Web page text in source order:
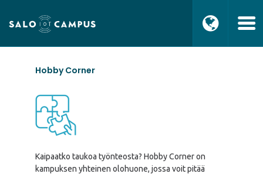
Hobby Corner
Kaipaatko taukoa työnteosta? Hobby Corner on
kampuksen yhteinen olohuone, jossa voit pitää